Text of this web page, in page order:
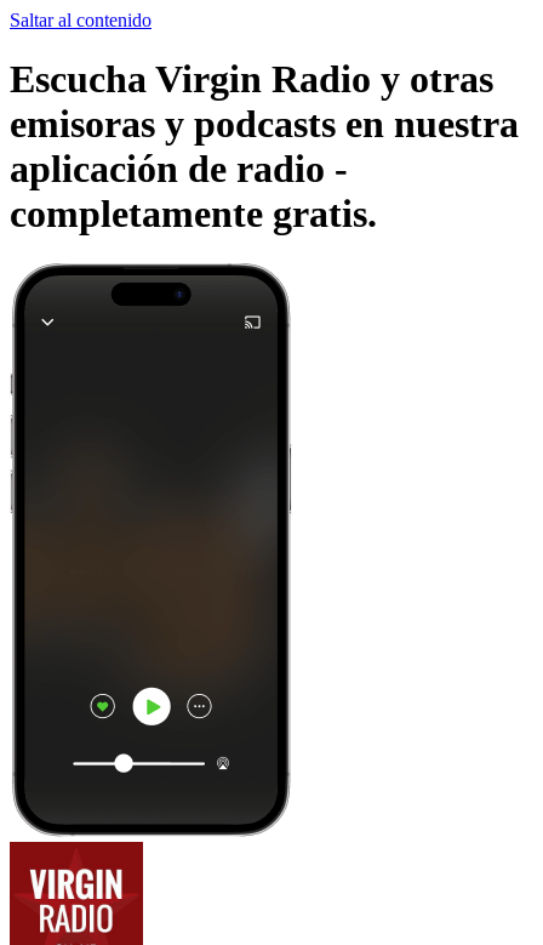
Saltar al contenido
Escucha Virgin Radio y otras
emisoras y podcasts en nuestra
aplicación de radio -
completamente gratis.